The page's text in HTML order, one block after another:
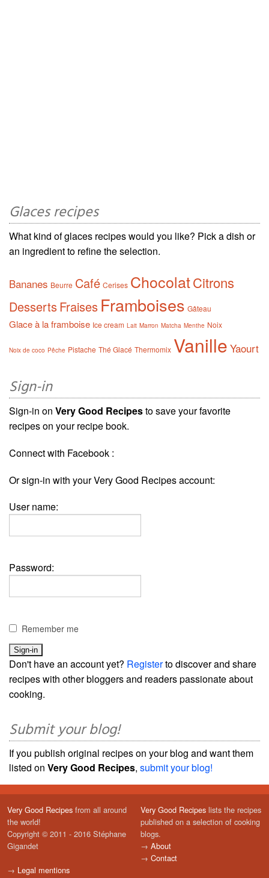
Glaces recipes
What kind of glaces recipes would you like? Pick a dish or
an ingredient to refine the selection.
Bananes Beurre Café Cerises ChocolatCitrons
DessertsFraises Framboises Gâteau
Glace à la framboise Ice cream Lait Marron Matcha Menthe Noix
Noix de coco Pêche Pistache Thé Glacé Thermomix Vanille Yaourt
Sign-in
Sign-in on Very Good Recipesto save your favorite
recipes on your recipe book.
Connect with Facebook :
Or sign-in with your Very Good Recipes account:
User name:
Password:
Remember me
Don't have an account yet? Registerto discover and share
recipes with other bloggers and readers passionate about
cooking.
Submit your blog!
If you publish original recipes on your blog and want them
listed on Very Good Recipes, submit your blog!
Very Good Recipes from all around
the world!
Copyright © 2011 - 2016 Stéphane
Gigandet
→ Legal mentions
Very Good Recipes lists the recipes
published on a selection of cooking
blogs.
→ About
→ Contact